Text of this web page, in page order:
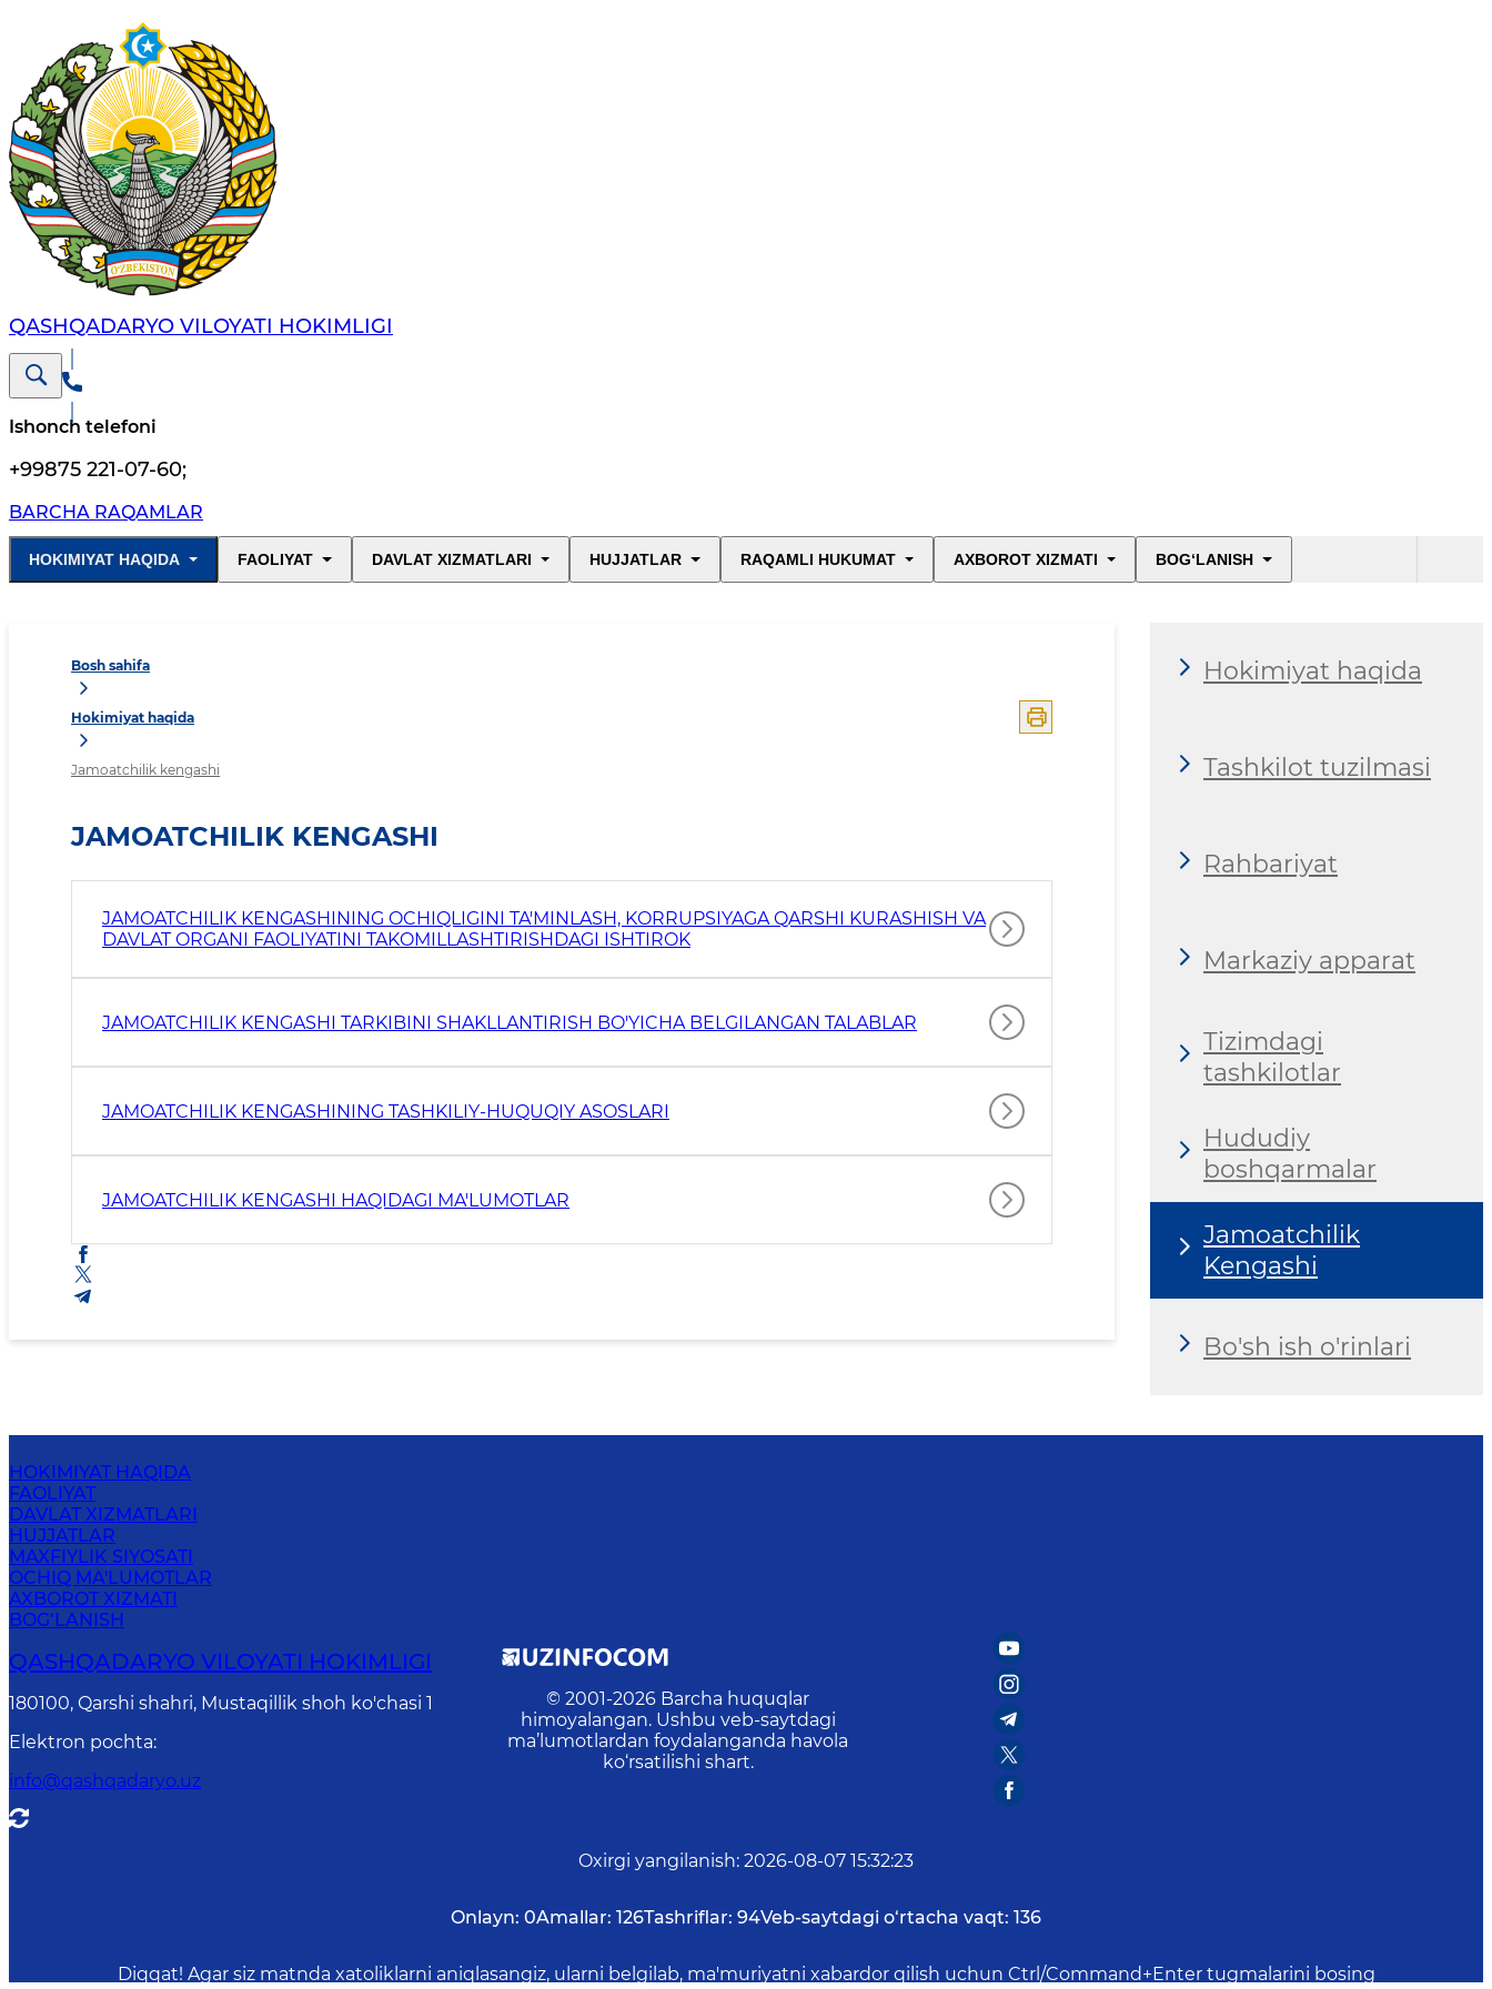
QASHQADARYO VILOYATI HОKIMLIGI
Ishonch telefoni
+99875 221-07-60;
BARCHA RAQAMLAR
HOKIMIYAT HAQIDA FAOLIYAT DAVLAT XIZMATLARI HUJJATLAR RAQAMLI HUKUMAT AXBOROT XIZMATI BOG‘LANISH
Bosh sahifa
Hokimiyat haqida
Jamoatchilik kengashi
JAMOATCHILIK KENGASHI
JAMOATCHILIK KENGASHINING OCHIQLIGINI TA'MINLASH, KORRUPSIYAGA QARSHI KURASHISH VA
DAVLAT ORGANI FAOLIYATINI TAKOMILLASHTIRISHDAGI ISHTIROK
JAMOATCHILIK KENGASHI TARKIBINI SHAKLLANTIRISH BO'YICHA BELGILANGAN TALABLAR
JAMOATCHILIK KENGASHINING TASHKILIY-HUQUQIY ASOSLARI
JAMOATCHILIK KENGASHI HAQIDAGI MA'LUMOTLAR
Hokimiyat haqida
Tashkilot tuzilmasi
Rahbariyat
Markaziy apparat
Tizimdagi
tashkilotlar
Hududiy
boshqarmalar
Jamoatchilik
Kengashi
Bo'sh ish o'rinlari
HOKIMIYAT HAQIDA
FAOLIYAT
DAVLAT XIZMATLARI
HUJJATLAR
MAXFIYLIK SIYOSATI
OCHIQ MA'LUMOTLAR
AXBOROT XIZMATI
BOG‘LANISH
QASHQADARYO VILOYATI HОKIMLIGI
180100, Qаrshi shаhri, Mustаqillik shoh ko'chasi 1
Elektron pochta:
info@qashqadaryo.uz
© 2001-2026 Barcha huquqlar
himoyalangan. Ushbu veb-saytdagi
ma’lumotlardan foydalanganda havola
ko‘rsatilishi shart.
Oxirgi yangilanish: 2026-08-07 15:32:23
Onlayn: 0Amallar: 126Tashriflar: 94Veb-saytdagi o‘rtacha vaqt: 136
Diqqat! Agar siz matnda xatoliklarni aniqlasangiz, ularni belgilab, ma'muriyatni xabardor qilish uchun Ctrl/Command+Enter tugmalarini bosing